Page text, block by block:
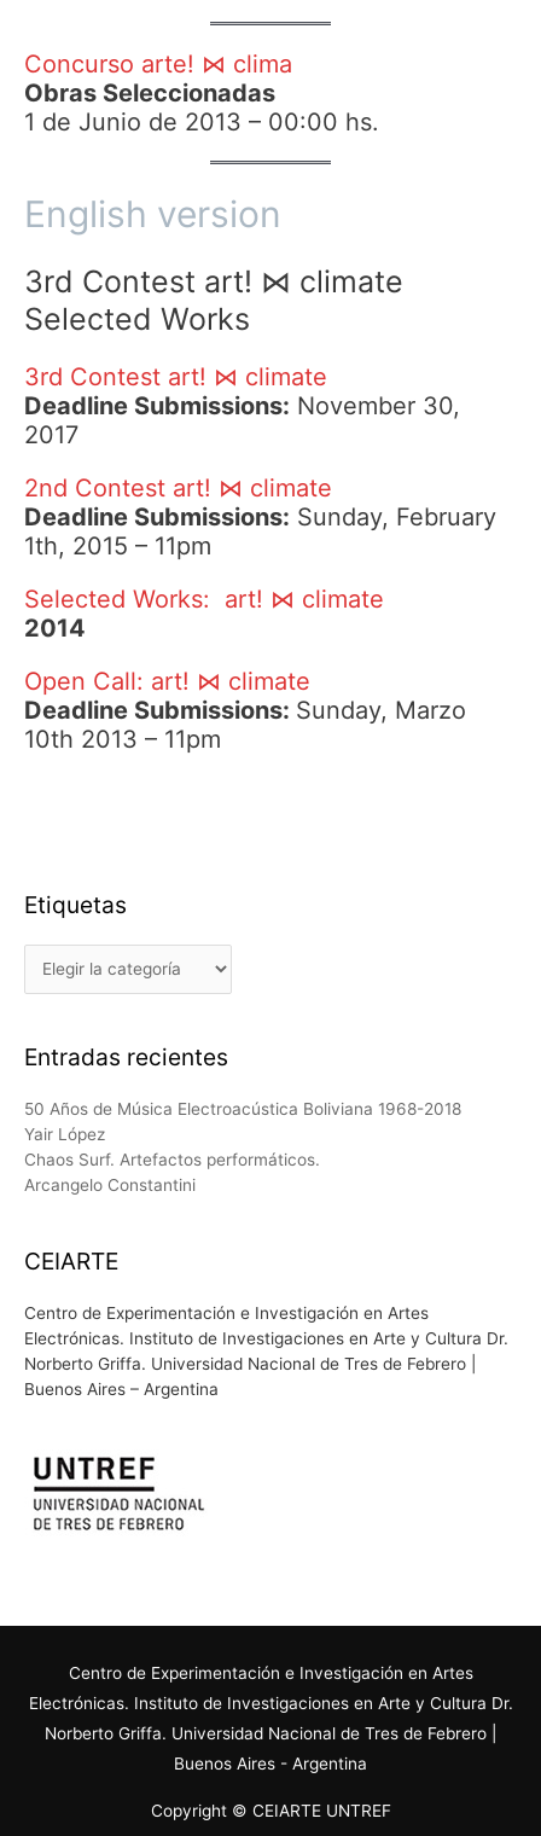
Concurso arte! ⋈ clima
Obras Seleccionadas
1 de Junio de 2013 – 00:00 hs.
English version
3rd Contest art! ⋈ climate
Selected Works
3rd Contest art! ⋈ climate
Deadline Submissions: November 30,
2017
2nd Contest art! ⋈ climate
Deadline Submissions: Sunday, February
1th, 2015 – 11pm
Selected Works: art! ⋈ climate
2014
Open Call: art! ⋈ climate
Deadline Submissions: Sunday, Marzo
10th 2013 – 11pm
Etiquetas
Entradas recientes
50 Años de Música Electroacústica Boliviana 1968-2018
Yair López
Chaos Surf. Artefactos performáticos.
Arcangelo Constantini
CEIARTE
Centro de Experimentación e Investigación en Artes
Electrónicas. Instituto de Investigaciones en Arte y Cultura Dr.
Norberto Griffa. Universidad Nacional de Tres de Febrero |
Buenos Aires – Argentina
Centro de Experimentación e Investigación en Artes
Electrónicas. Instituto de Investigaciones en Arte y Cultura Dr.
Norberto Griffa. Universidad Nacional de Tres de Febrero |
Buenos Aires - Argentina
Copyright © CEIARTE UNTREF